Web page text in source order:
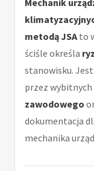
Mechanik
metodą JSA to
ściśle określa
stanowisku.
przez
zawodowego
dokumentacja
mechanika